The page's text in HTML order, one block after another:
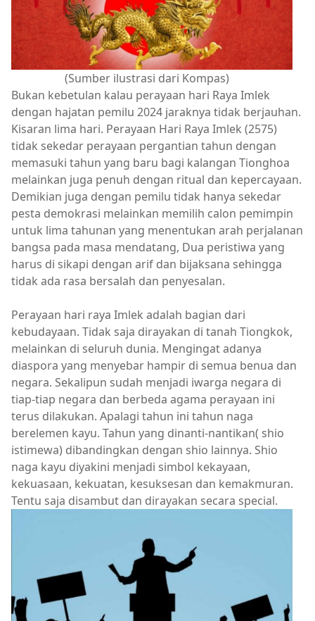
(Sumber ilustrasi dari Kompas)
Bukan kebetulan kalau perayaan hari Raya Imlek
dengan hajatan pemilu 2024 jaraknya tidak berjauhan.
Kisaran lima hari. Perayaan Hari Raya Imlek (2575)
tidak sekedar perayaan pergantian tahun dengan
memasuki tahun yang baru bagi kalangan Tionghoa
melainkan juga penuh dengan ritual dan kepercayaan.
Demikian juga dengan pemilu tidak hanya sekedar
pesta demokrasi melainkan memilih calon pemimpin
untuk lima tahunan yang menentukan arah perjalanan
bangsa pada masa mendatang, Dua peristiwa yang
harus di sikapi dengan arif dan bijaksana sehingga
tidak ada rasa bersalah dan penyesalan.
Perayaan hari raya Imlek adalah bagian dari
kebudayaan. Tidak saja dirayakan di tanah Tiongkok,
melainkan di seluruh dunia. Mengingat adanya
diaspora yang menyebar hampir di semua benua dan
negara. Sekalipun sudah menjadi iwarga negara di
tiap-tiap negara dan berbeda agama perayaan ini
terus dilakukan. Apalagi tahun ini tahun naga
berelemen kayu. Tahun yang dinanti-nantikan( shio
istimewa) dibandingkan dengan shio lainnya. Shio
naga kayu diyakini menjadi simbol kekayaan,
kekuasaan, kekuatan, kesuksesan dan kemakmuran.
Tentu saja disambut dan dirayakan secara special.